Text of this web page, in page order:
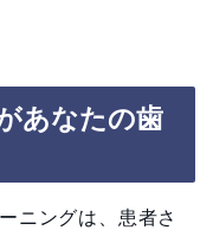
あなたの歯
ニングは、患者さ